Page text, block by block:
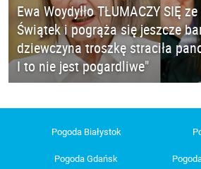
Ewa Woydyłło TŁUMACZY SIĘ
Świątek i pogrąża się jeszcze
dziewczyna troszkę straciła
I to nie jest pogardliwe"
Pogoda Białystok
Pogoda Gdańsk